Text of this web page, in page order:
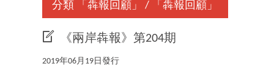
分類 「犇報回顧」 / 「犇報回顧」
《兩岸犇報》第204期
2019年06月19日發行